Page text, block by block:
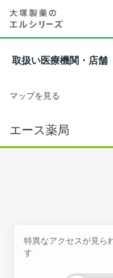
取扱い医療機関・店舗
マップを見る
エース薬局
特異なアクセスが見ら
す